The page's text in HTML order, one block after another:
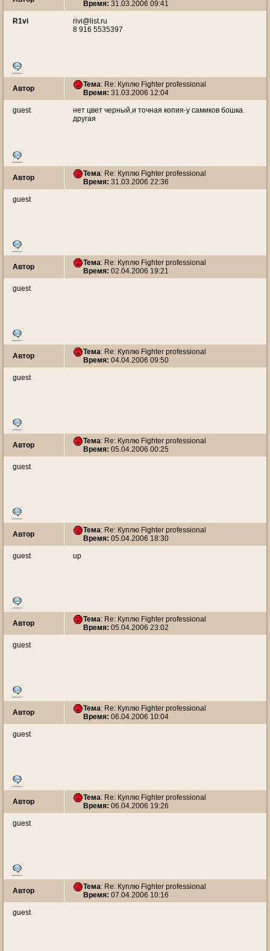
Время: 31.03.2006 09:41
R1vi
rivi@list.ru
8 916 5535397
Автор Тема: Re: Куплю Fighter professional
Время: 31.03.2006 12:04
guest
нет цвет черный,и точная копия-у самиков бошка
другая
Автор Тема: Re: Куплю Fighter professional
Время: 31.03.2006 22:36
guest
Автор Тема: Re: Куплю Fighter professional
Время: 02.04.2006 19:21
guest
Автор Тема: Re: Куплю Fighter professional
Время: 04.04.2006 09:50
guest
Автор Тема: Re: Куплю Fighter professional
Время: 05.04.2006 00:25
guest
Автор Тема: Re: Куплю Fighter professional
Время: 05.04.2006 18:30
guest up
Автор Тема: Re: Куплю Fighter professional
Время: 05.04.2006 23:02
guest
Автор Тема: Re: Куплю Fighter professional
Время: 06.04.2006 10:04
guest
Автор Тема: Re: Куплю Fighter professional
Время: 06.04.2006 19:26
guest
Автор Тема: Re: Куплю Fighter professional
Время: 07.04.2006 10:16
guest